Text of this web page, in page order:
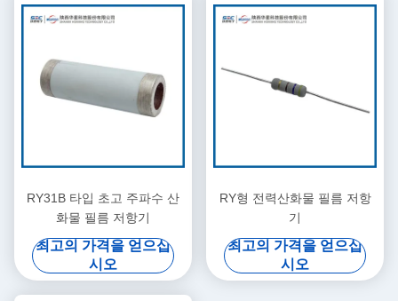
RY31B 타입 초고 주파수 산
화물 필름 저항기
최고의 가격을 얻으십
시오
RY형 전력산화물 필름 저항
기
최고의 가격을 얻으십
시오